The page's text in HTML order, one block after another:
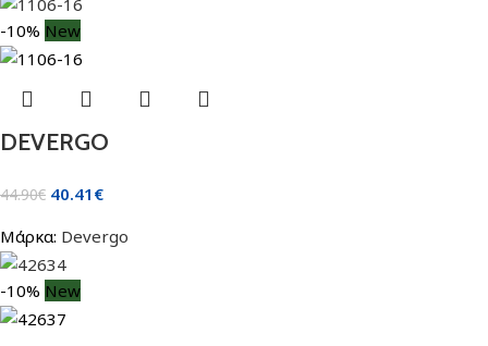
-10% New
DEVERGO
44.90€ 40.41 €
Μάρκα: Devergo
-10% New